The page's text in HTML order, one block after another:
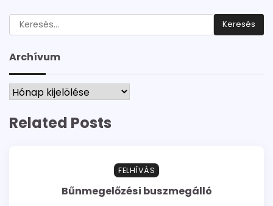
Keresés:
Archívum
Archívum
Related Posts
FELHÍVÁS
Bűnmegelőzési buszmegálló